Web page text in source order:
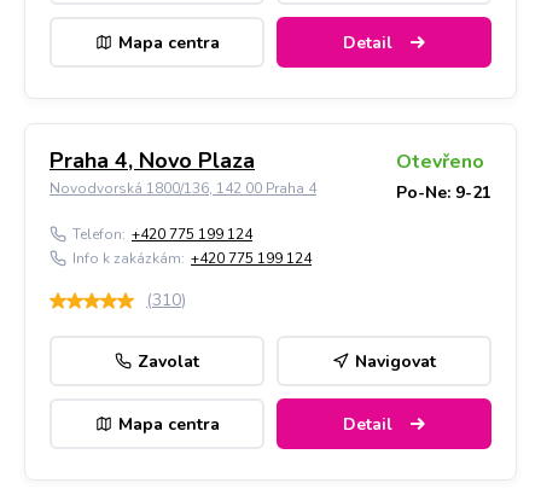
Mapa centra Detail
Praha 4, Novo Plaza
Novodvorská 1800/136, 142 00 Praha 4
Otevřeno
Po-Ne: 9-21
Telefon: +420 775 199 124
Info k zakázkám: +420 775 199 124
(310)
Zavolat Navigovat
Mapa centra Detail